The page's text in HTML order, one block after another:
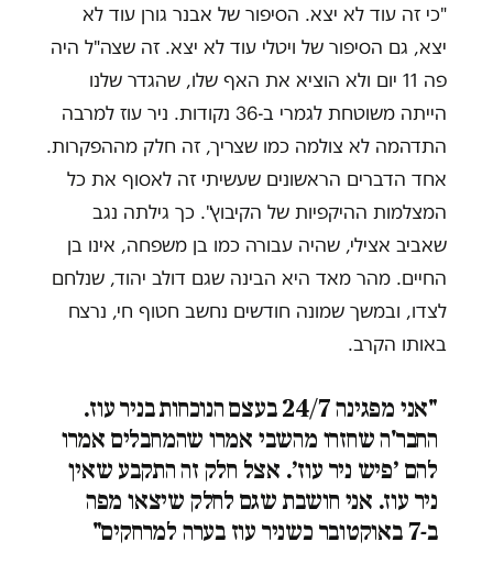
"כי זה עוד לא יצא. הסיפור של אבנר גורן עוד לא
יצא, גם הסיפור של ויטלי עוד לא יצא. זה שצה"ל היה
פה 11 יום ולא הוציא את האף שלו, שהגדר שלנו
הייתה משוטחת לגמרי ב-36 נקודות. ניר עוז למרבה
התדהמה לא צולמה כמו שצריך, זה חלק מההפקרות.
אחד הדברים הראשונים שעשיתי זה לאסוף את כל
המצלמות ההיקפיות של הקיבוץ". כך גילתה נגב
שאביב אצילי, שהיה עבורה כמו בן משפחה, אינו בן
החיים. מהר מאד היא הבינה שגם דולב יהוד, שנלחם
לצדו, ובמשך שמונה חודשים נחשב חטוף חי, נרצח
באותו הקרב.
"אני מפגינה 24/7 בעצם הנוכחות בניר עוז.
החבר'ה שחזרו מהשבי אמרו שהמחבלים אמרו
להם ׳פיש ניר עוז׳. אצל חלק זה התקבע שאין
ניר עוז. אני חושבת שגם לחלק שיצאו מפה
ב-7 באוקטובר כשניר עוז בערה למרחקים"